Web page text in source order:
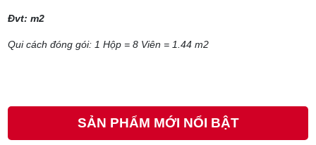
Đvt: m2
Qui cách đóng gói: 1 Hộp = 8 Viên = 1.44 m2
SẢN PHẨM MỚI NỔI BẬT